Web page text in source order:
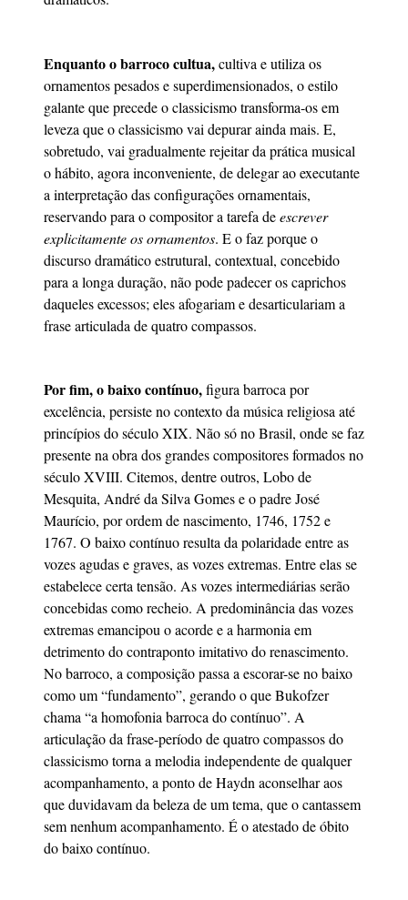
Enquanto o barroco cultua,cultiva e utiliza os
ornamentos pesados e superdimensionados, o estilo
galante que precede o classicismo transforma-os em
leveza que o classicismo vai depurar ainda mais. E,
sobretudo, vai gradualmente rejeitar da prática musical
o hábito, agora inconveniente, de delegar ao executante
a interpretação das configurações ornamentais,
reservando para o compositor a tarefa deescrever
explicitamente os ornamentos. E o faz porque o
discurso dramático estrutural, contextual, concebido
para a longa duração, não pode padecer os caprichos
daqueles excessos; eles afogariam e desarticulariam a
frase articulada de quatro compassos.
Por fim, o baixo contínuo,figura barroca por
excelência, persiste no contexto da música religiosa até
princípios do século XIX. Não só no Brasil, onde se faz
presente na obra dos grandes compositores formados no
século XVIII. Citemos, dentre outros, Lobo de
Mesquita, André da Silva Gomes e o padre José
Maurício, por ordem de nascimento, 1746, 1752 e
1767. O baixo contínuo resulta da polaridade entre as
vozes agudas e graves, as vozes extremas. Entre elas se
estabelece certa tensão. As vozes intermediárias serão
concebidas como recheio. A predominância das vozes
extremas emancipou o acorde e a harmonia em
detrimento do contraponto imitativo do renascimento.
No barroco, a composição passa a escorar-se no baixo
como um “fundamento”, gerando o que Bukofzer
chama “a homofonia barroca do contínuo”. A
articulação da frase-período de quatro compassos do
classicismo torna a melodia independente de qualquer
acompanhamento, a ponto de Haydn aconselhar aos
que duvidavam da beleza de um tema, que o cantassem
sem nenhum acompanhamento. É o atestado de óbito
do baixo contínuo.